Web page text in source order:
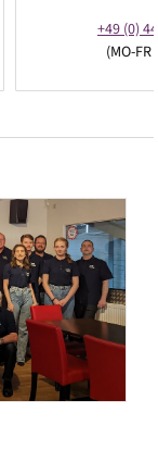
+49 (0)
(MO-